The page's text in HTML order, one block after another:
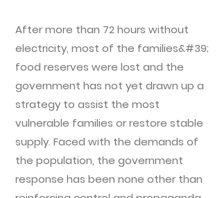
After more than 72 hours without
electricity, most of the families&#39;
food reserves were lost and the
government has not yet drawn up a
strategy to assist the most
vulnerable families or restore stable
supply. Faced with the demands of
the population, the government
response has been none other than